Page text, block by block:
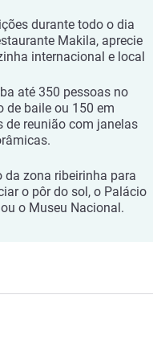
durante todo o dia
Makila, aprecie
internacional e local
até 350 pessoas no
de baile ou 150 em
de reunião com janelas
da zona ribeirinha para
o pôr do sol, o Palácio
o Museu Nacional.